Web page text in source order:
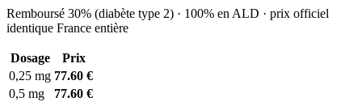
Remboursé 30% (diabète type 2) · 100% en ALD · prix officiel
identique France entière
Dosage
Prix
0,25 mg 77.60 €
0,5 mg
77.60 €